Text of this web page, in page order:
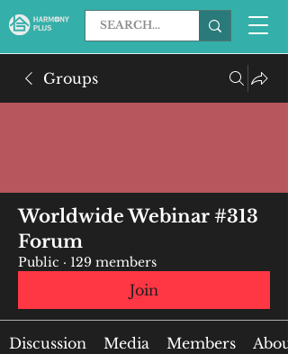
Groups
Worldwide Webinar #313
Forum
Public · 129 members
Join
Discussion Media Members About